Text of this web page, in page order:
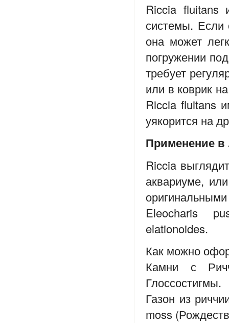
Riccia fluitans
системы. Если
она может
погружении
требует
или в коврик
Riccia fluitans
уякорится на
Применение в
Riccia
аквариуме,
Eleocharis
elationoides.
Как можно
Камни с
Глоссостигмы.
Газон из
moss